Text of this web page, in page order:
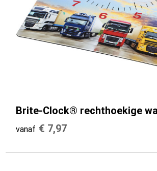
Brite-Clock® rechthoekige
vanaf € 7,97